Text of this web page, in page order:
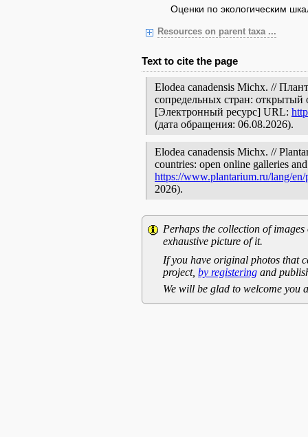
Оценки по экологическим
Resources on parent taxa ...
Text to cite the page
Elodea canadensis Michx. //
сопредельных стран: открытый
[Электронный ресурс] URL:
(дата обращения: 06.08.2026).
Elodea canadensis Michx. //
countries: open online galleries
https://www.plantarium.ru/lang/
2026).
Perhaps the collection of
exhaustive picture of it.
If you have original photos that
project, by registering and
We will be glad to welcome